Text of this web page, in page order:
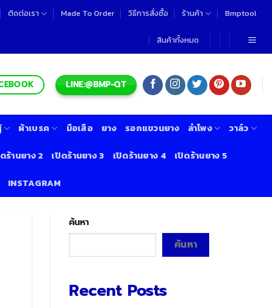
ติดต่อเรา Made To Order วิธีการสั่งซื้อ ร้านค้า Bmptool
สินค้าทั้งหมด
LINE:@BMP-QT
ผ้าเบรค มือเสือ ยาง รอกแขวนยาง ลำโพง วาล์ว
ร้านยาง 2 เปิดร้านยาง 3 เปิดร้านยาง 4 เปิดร้านยาง 5
INSTAGRAM
ค้นหา
ค้นหา
Recent Posts